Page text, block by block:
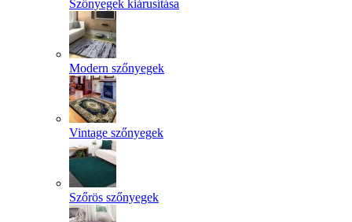
Szőnyegek kiárusítása
Modern szőnyegek
Vintage szőnyegek
Szőrös szőnyegek